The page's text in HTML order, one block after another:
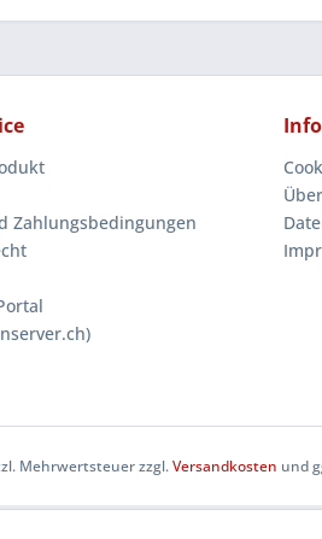
Zahlungsbedingungen
Mehrwertsteuer zzgl.Versandkosten und